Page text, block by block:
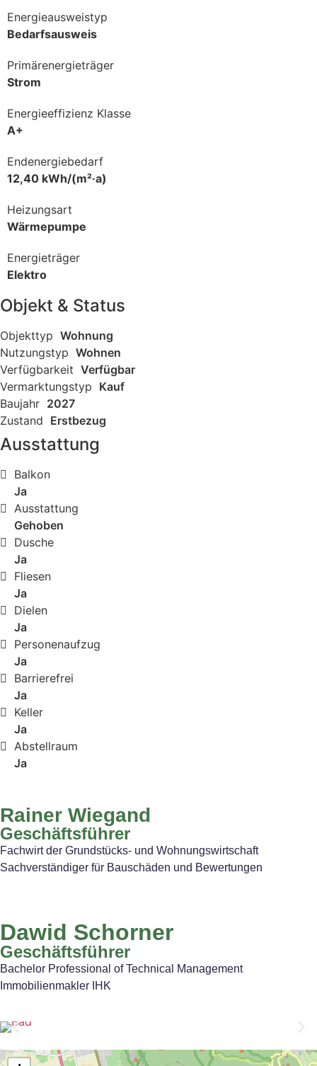
Energie­ausweistyp
Bedarfsausweis
Primärenergieträger
Strom
Energieeffizienz Klasse
A+
Endenergiebedarf
12,40 kWh/(m²·a)
Heizungsart
Wärmepumpe
Energieträger
Elektro
Objekt & Status
Objekttyp Wohnung
Nutzungstyp Wohnen
Verfügbarkeit Verfügbar
Vermarktungstyp Kauf
Baujahr 2027
Zustand Erstbezug
Ausstattung
Balkon
Ja
Ausstattung
Gehoben
Dusche
Ja
Fliesen
Ja
Dielen
Ja
Personenaufzug
Ja
Barrierefrei
Ja
Keller
Ja
Abstellraum
Ja
Rainer Wiegand
Geschäftsführer
Fachwirt der Grundstücks‐ und Wohnungswirtschaft
Sachverständiger für Bauschäden und Bewertungen
Dawid Schorner
Geschäftsführer
Bachelor Professional of Technical Management
Immobilienmakler IHK